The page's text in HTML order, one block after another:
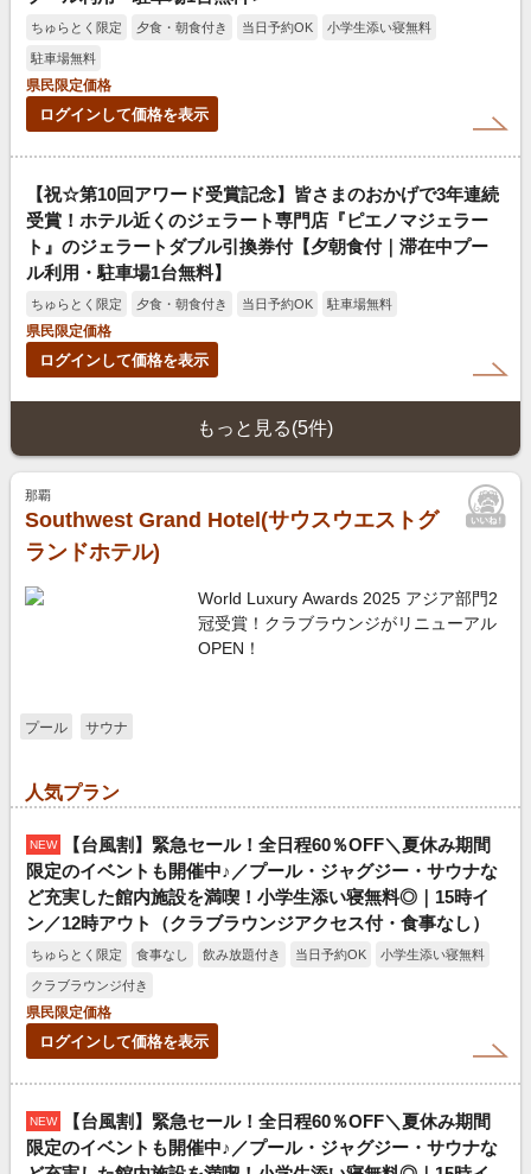
ちゅらとく限定 夕食・朝食付き 当日予約OK 小学生添い寝無料
駐車場無料
県民限定価格
ログインして価格を表示
【祝☆第10回アワード受賞記念】皆さまのおかげで3年連続
受賞！ホテル近くのジェラート専門店『ピエノマジェラー
ト』のジェラートダブル引換券付【夕朝食付｜滞在中プー
ル利用・駐車場1台無料】
ちゅらとく限定 夕食・朝食付き 当日予約OK
駐車場無料
県民限定価格
ログインして価格を表示
もっと見る(5件)
那覇
Southwest Grand Hotel(サウスウエストグ
ランドホテル)
World Luxury Awards 2025 アジア部門2
冠受賞！クラブラウンジがリニューアル
OPEN！
プール サウナ
人気プラン
NEW
【台風割】緊急セール！全日程60％OFF＼夏休み期間
限定のイベントも開催中♪／プール・ジャグジー・サウナな
ど充実した館内施設を満喫！小学生添い寝無料◎｜15時イ
ン／12時アウト（クラブラウンジアクセス付・食事なし）
ちゅらとく限定 食事なし 飲み放題付き 当日予約OK 小学生添い寝無料
クラブラウンジ付き
県民限定価格
ログインして価格を表示
NEW
【台風割】緊急セール！全日程60％OFF＼夏休み期間
限定のイベントも開催中♪／プール・ジャグジー・サウナな